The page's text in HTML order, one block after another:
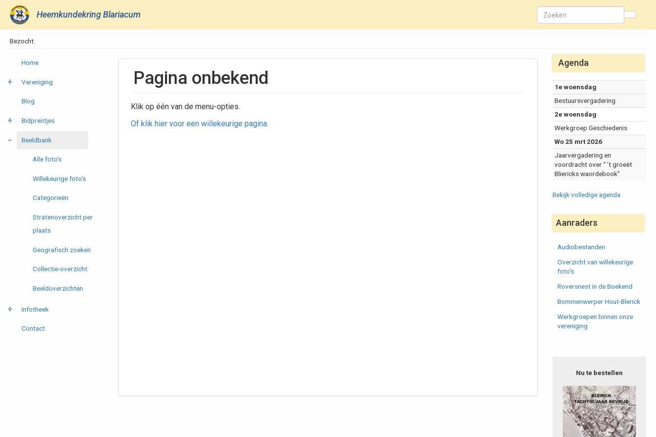
Heemkundekring Blariacum
Bezocht:
Home
Vereniging
Blog
Bidprentjes
Beeldbank
Alle foto's
Willekeurige foto's
Categorieën
Stratenoverzicht per
plaats
Geografisch zoeken
Collectie-overzicht
Beeldoverzichten
Infotheek
Contact
Pagina onbekend
Klik op één van de menu-opties.
Of klik hier voor een willekeurige pagina.
Agenda
1e woensdag
Bestuursvergadering
2e woensdag
Werkgroep Geschiedenis
Wo 25 mrt 2026
Jaarvergadering en
voordracht over “ ’t groeët
Bliericks waordebook”
Bekijk volledige agenda
Aanraders
Audiobestanden
Overzicht van willekeurige
foto's
Roversnest in de Boekend
Bommenwerper Hout-Blerick
Werkgroepen binnen onze
vereniging
Nu te bestellen